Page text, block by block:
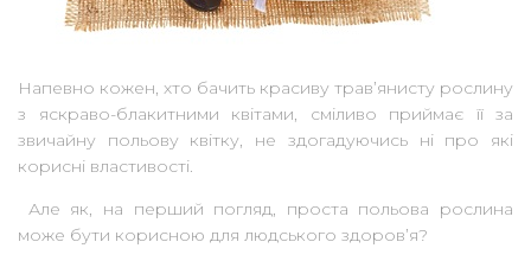
Напевно кожен, хто бачить красиву трав’янисту рослину
з яскраво-блакитними квітами, сміливо приймає її за
звичайну польову квітку, не здогадуючись ні про які
корисні властивості.
Але як, на перший погляд, проста польова рослина
може бути корисною для людського здоров’я?